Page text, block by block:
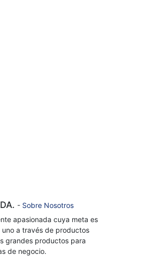
- Sobre Nosotros
apasionada cuya meta es
a través de productos
grandes productos para
de negocio.